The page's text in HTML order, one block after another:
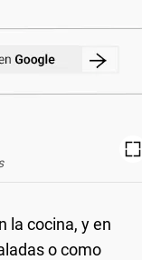
la cocina, y en
o como